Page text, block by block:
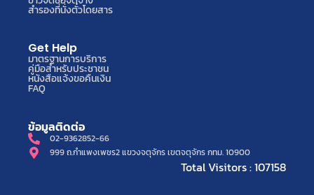
สำรองที่นั่งตั๋วโดยสาร
Get Help
มาตรฐานการบริการ
คู่มือสำหรับประชาชน
หนังสือแจ้งขอคืนเงิน
FAQ
ข้อมูลติดต่อ
02-9362852-66
999 ถ.กำแพงเพชร2 แขวงจตุจักร เขตจตุจักร กทม. 10900
Total Visitors : 107158